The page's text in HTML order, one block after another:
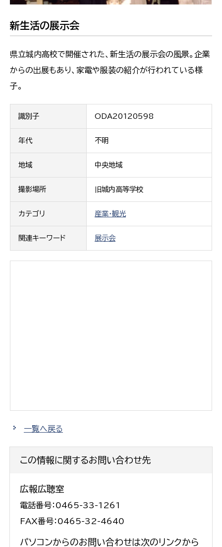
新生活の展示会
県立城内高校で開催された、新生活の展示会の風景。企業
からの出展もあり、家電や服装の紹介が行われている様
子。
識別子 ODA20120598
年代 不明
地域 中央地域
撮影場所 旧城内高等学校
カテゴリ 産業・観光
関連キーワード 展示会
一覧へ戻る
この情報に関するお問い合わせ先
広報広聴室
電話番号：0465-33-1261
FAX番号：0465-32-4640
パソコンからのお問い合わせは次のリンクから